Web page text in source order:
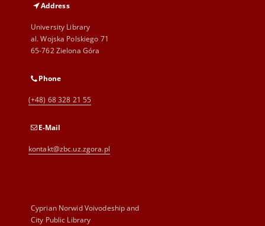
Address
University Library
al. Wojska Polskiego 71
65-762 Zielona Góra
Phone
(+48) 68 328 21 55
E-Mail
kontakt@zbc.uz.zgora.pl
Cyprian Norwid Voivodeship and
City Public Library